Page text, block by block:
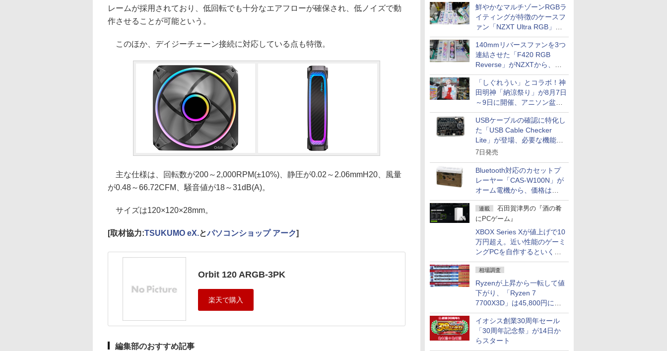
鮮やかなマルチゾーンRGBラ
イティングが特徴のケースフ
ァン「NZXT Ultra RGB」が
発売、計8製品
140mmリバースファンを3つ
連結させた「F420 RGB
Reverse」がNZXTから、単
一フレーム採用
「しぐれうい」とコラボ！神
田明神「納涼祭り」が8月7日
～9日に開催、アニソン盆踊
りや屋台グルメなどもあり
USBケーブルの確認に特化し
た「USB Cable Checker
Lite」が登場、必要な機能を
凝縮しコンパクトに
7日発売
Bluetooth対応のカセットプ
レーヤー「CAS-W100N」が
オーム電機から、価格は
5,940円
連載
石田賀津男の『酒の肴
にPCゲーム』
XBOX Series Xが値上げで10
万円超え。近い性能のゲーミ
ングPCを自作するといくら
になる？
相場調査
Ryzenが上昇から一転して値
下がり、「Ryzen 7
7700X3D」は45,800円に急
落し「Ryzen 7 7800X3D」
との価格逆転解消 [8月前半の
CPU価格]
イオシス創業30周年セール
「30周年記念祭」が14日か
らスタート
レームが採用されており、低回転でも十分なエアフローが確保され、低ノイズで動
作させることが可能という。
このほか、デイジーチェーン接続に対応している点も特徴。
主な仕様は、回転数が200～2,000RPM(±10%)、静圧が0.02～2.06mmH20、風量
が0.48～66.72CFM、騒音値が18～31dB(A)。
サイズは120×120×28mm。
[取材協力:TSUKUMO eX.とパソコンショップ アーク]
Orbit 120 ARGB-3PK
編集部のおすすめ記事